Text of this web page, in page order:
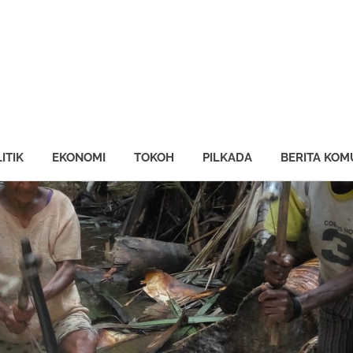
EKONOMI TOKOH PILKADA BERITA